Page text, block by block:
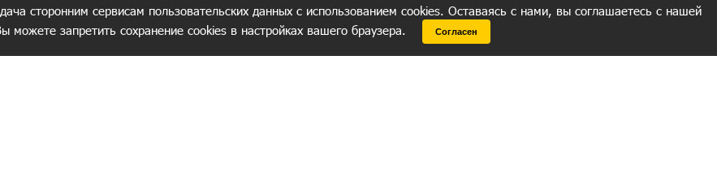
сторонним сервисам пользовательских данных с использованием cookies. Оставаясь с нами, вы соглашаетесь с нашей
можете запретить сохранение cookies в настройках вашего браузера. Согласен